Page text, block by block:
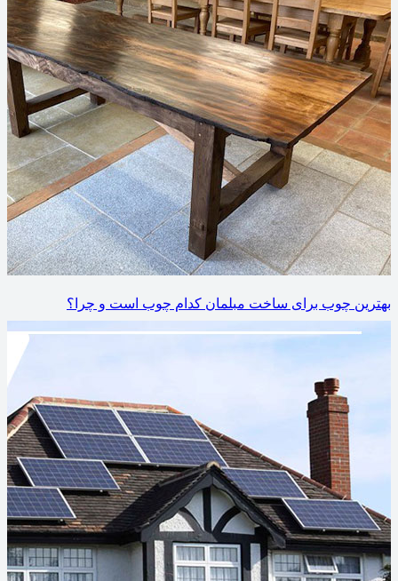
بهترین چوب برای ساخت مبلمان کدام چوب است و چرا؟